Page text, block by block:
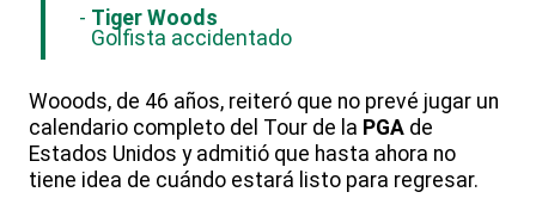
Tiger Woods
Golfista accidentado
Wooods, de 46 años, reiteró que no prevé jugar un
calendario completo del Tour de la PGA de
Estados Unidos y admitió que hasta ahora no
tiene idea de cuándo estará listo para regresar.